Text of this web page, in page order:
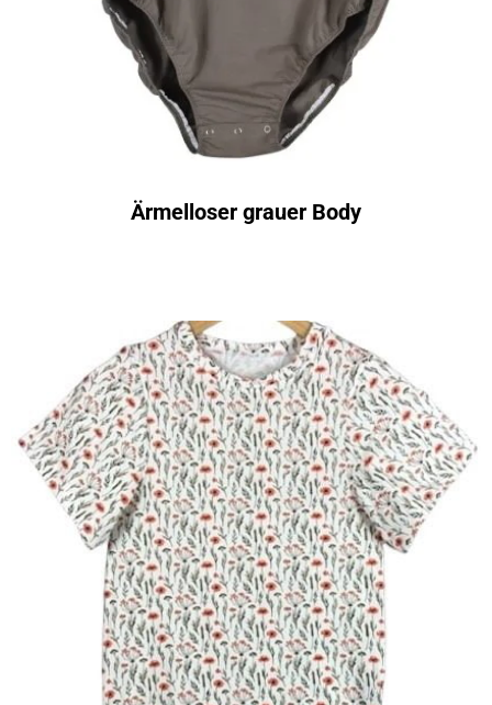
Ärmelloser grauer Body